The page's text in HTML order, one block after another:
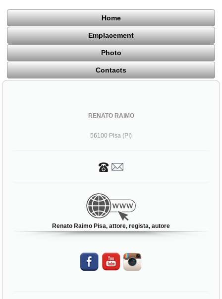
Home
Emplacement
Photo
Contacts
RENATO RAIMO
56100 Pisa (PI)
Renato Raimo Pisa, attore, regista, autore